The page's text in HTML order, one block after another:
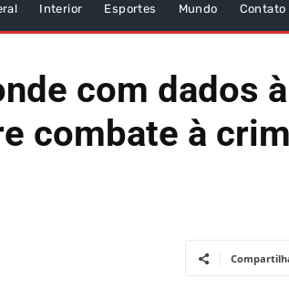
Interior Esportes Mundo Contato
com dados
combate à